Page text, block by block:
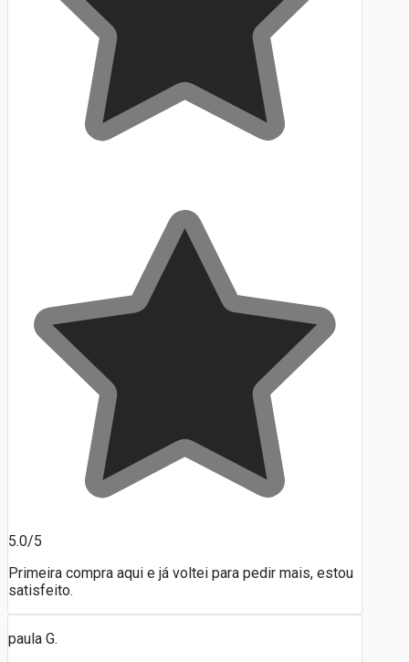
5.0/5
Primeira compra aqui e já voltei para pedir mais, estou
satisfeito.
paula G.